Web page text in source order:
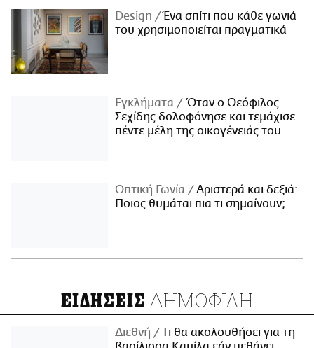
Design
Ένα σπίτι που κάθε γωνιά
του χρησιμοποιείται πραγματικά
Εγκλήματα
Όταν ο Θεόφιλος
Σεχίδης δολοφόνησε και τεμάχισε
πέντε μέλη της οικογένειάς του
Οπτική Γωνία
Αριστερά και δεξιά:
Ποιος θυμάται πια τι σημαίνουν;
ΕΙΔΗΣΕΙΣ ΔΗΜΟΦΙΛΗ
Διεθνή
Τι θα ακολουθήσει για τη